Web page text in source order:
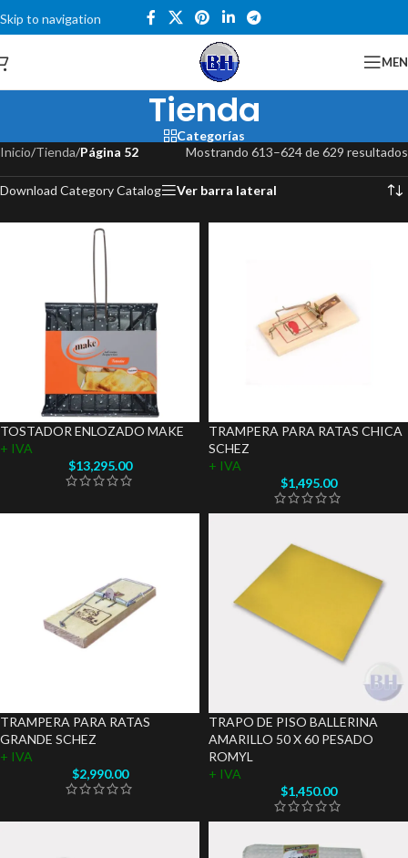
Skip to navigation
Skip to main content
Tienda
Categorías
Inicio/Tienda/Página 52 Mostrando 613–624 de 629 resultados
Download Category Catalog Ver barra lateral
TOSTADOR ENLOZADO MAKE
+ IVA
$13,295.00
TRAMPERA PARA RATAS CHICA
SCHEZ
+ IVA
$1,495.00
TRAMPERA PARA RATAS
GRANDE SCHEZ
+ IVA
$2,990.00
TRAPO DE PISO BALLERINA
AMARILLO 50 X 60 PESADO
ROMYL
+ IVA
$1,450.00